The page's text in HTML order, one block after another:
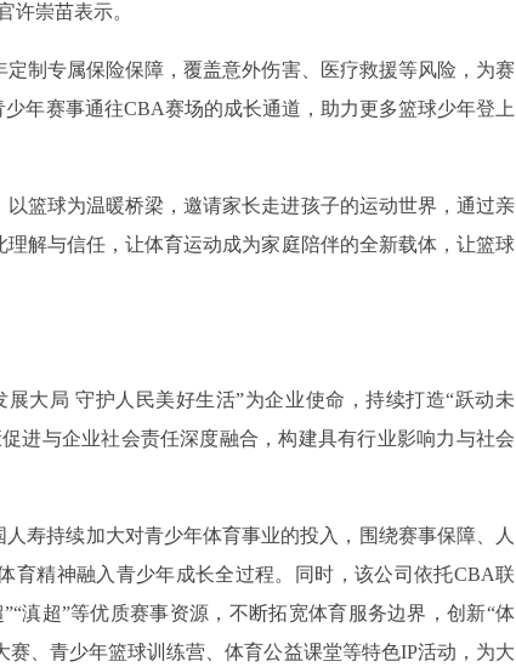
许崇苗表示。
制专属保险保障，覆盖意外伤害、医疗救援等风险，为赛
年赛事通往CBA赛场的成长通道，助力更多篮球少年登上
篮球为温暖桥梁，邀请家长走进孩子的运动世界，通过亲
解与信任，让体育运动成为家庭陪伴的全新载体，让篮球
大局 守护人民美好生活”为企业使命，持续打造“跃动未
进与企业社会责任深度融合，构建具有行业影响力与社会
寿持续加大对青少年体育事业的投入，围绕赛事保障、人
育精神融入青少年成长全过程。同时，该公司依托CBA联
滇超”等优质赛事资源，不断拓宽体育服务边界，创新“体
、青少年篮球训练营、体育公益课堂等特色IP活动，为大